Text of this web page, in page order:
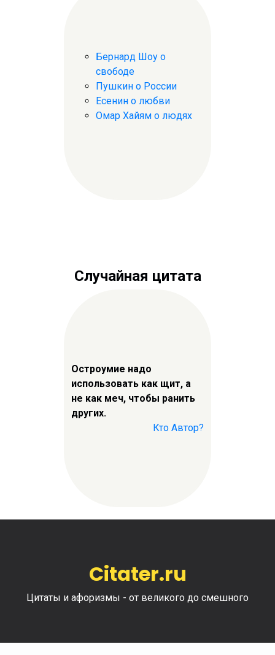
Бернард Шоу о
свободе
Пушкин о России
Есенин о любви
Омар Хайям о людях
Случайная цитата
Остроумие надо
использовать как щит, а
не как меч, чтобы ранить
других.
Кто Автор?
Citater.ru
Цитаты и афоризмы - от великого до смешного